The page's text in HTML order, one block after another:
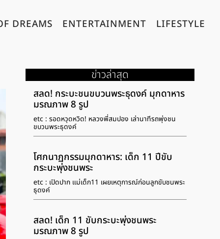
DREAMS ENTERTAINMENT LIFESTYLE
ข่าวล่าสุด
สลด! กระบะชนขบวนพระธุดงค์ มุกดาหาร
มรณภาพ 8 รูป
etc : รอดหวุดหวิด! หลวงพี่สมปอง เล่านาทีรถพุ่งชน
ขบวนพระธุดงค์
โศกนาฏกรรมมุกดาหาร: เด็ก 11 ปีขับ
กระบะพุ่งชนพระ
etc : เปิดปาก แม่เด็ก11 เผยเหตุการณ์ก่อนลูกขับชนพระ
ธุดงค์
สลด! เด็ก 11 ขับกระบะพุ่งชนพระ
มรณภาพ 8 รูป